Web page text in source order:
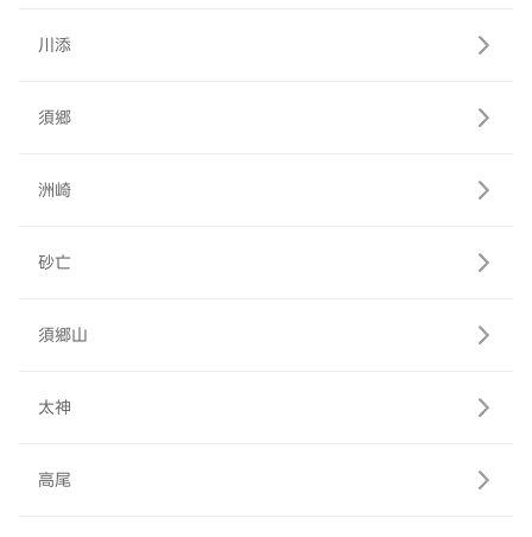
川添
須郷
洲崎
砂亡
須郷山
太神
高尾